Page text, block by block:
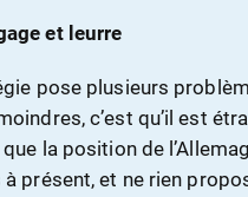
et leurre
pose plusieurs
c’est qu’il est
la position de
présent, et ne rien